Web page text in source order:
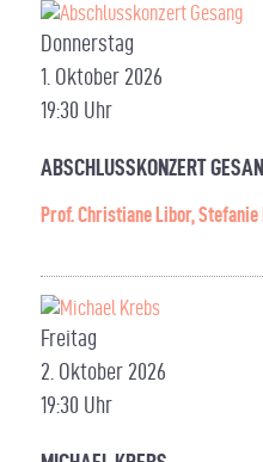
Donnerstag
1. Oktober 2026
19:30 Uhr
ABSCHLUSSKONZERT
Prof. Christiane Libor,
Freitag
2. Oktober 2026
19:30 Uhr